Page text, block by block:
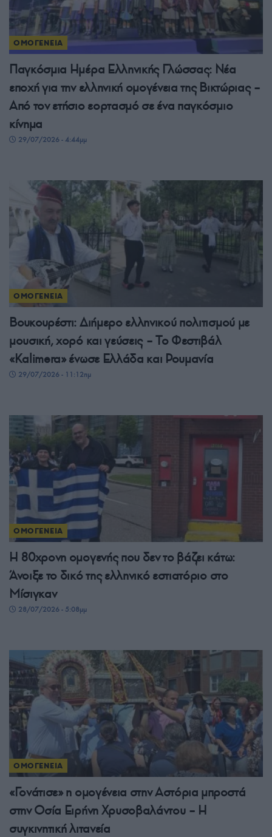
ΟΜΟΓΕΝΕΙΑ
Παγκόσμια Ημέρα Ελληνικής Γλώσσας: Νέα
εποχή για την ελληνική ομογένεια της Βικτώριας –
Από τον ετήσιο εορτασμό σε ένα παγκόσμιο
κίνημα
29/07/2026 - 4:44μμ
ΟΜΟΓΕΝΕΙΑ
Βουκουρέστι: Διήμερο ελληνικού πολιτισμού με
μουσική, χορό και γεύσεις – Το Φεστιβάλ
«Kalimera» ένωσε Ελλάδα και Ρουμανία
29/07/2026 - 11:12πμ
ΟΜΟΓΕΝΕΙΑ
Η 80χρονη ομογενής που δεν το βάζει κάτω:
Άνοιξε το δικό της ελληνικό εστιατόριο στο
Μίσιγκαν
28/07/2026 - 5:08μμ
ΟΜΟΓΕΝΕΙΑ
«Γονάτισε» η ομογένεια στην Αστόρια μπροστά
στην Οσία Ειρήνη Χρυσοβαλάντου – Η
συγκινητική λιτανεία